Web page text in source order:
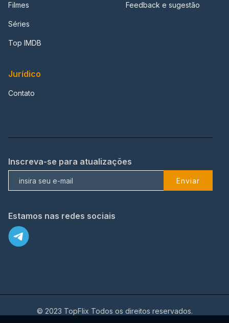
Filmes
Séries
Top IMDB
Feedback e sugestão
Jurídico
Contato
Inscreva-se para atualizações
Enviar
Estamos nas redes sociais
© 2023 TopFlix Todos os direitos reservados.